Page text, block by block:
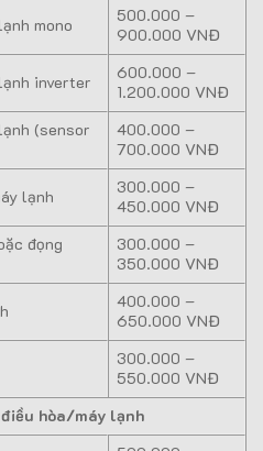
mono
500.000 –
900.000 VNĐ
inverter
600.000 –
1.200.000 VNĐ
(sensor
400.000 –
700.000 VNĐ
lạnh
300.000 –
450.000 VNĐ
đọng
300.000 –
350.000 VNĐ
400.000 –
650.000 VNĐ
300.000 –
550.000 VNĐ
hòa/máy lạnh